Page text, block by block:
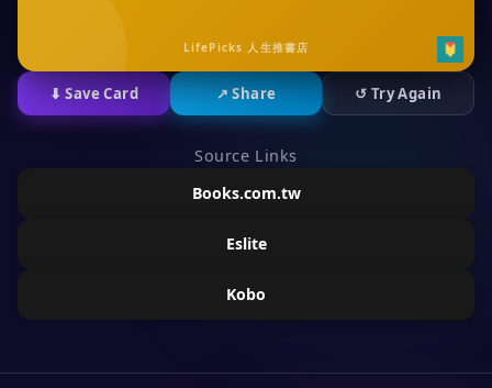
LifePicks 人生推書店
⬇ Save Card ↗ Share ↺ Try Again
Source Links
Books.com.tw
Eslite
Kobo